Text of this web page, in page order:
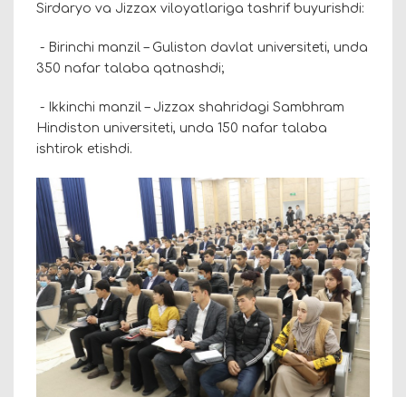
Sirdaryo va Jizzax viloyatlariga tashrif buyurishdi:
- Birinchi manzil – Guliston davlat universiteti, unda
350 nafar talaba qatnashdi;
- Ikkinchi manzil – Jizzax shahridagi Sambhram
Hindiston universiteti, unda 150 nafar talaba
ishtirok etishdi.